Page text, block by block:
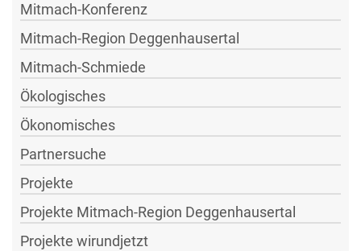
Mitmach-Konferenz
Mitmach-Region Deggenhausertal
Mitmach-Schmiede
Ökologisches
Ökonomisches
Partnersuche
Projekte
Projekte Mitmach-Region Deggenhausertal
Projekte wirundjetzt